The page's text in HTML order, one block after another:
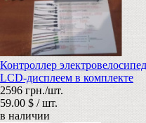
Контроллер
LCD-дисплеем в комплекте
2596 грн./шт.
59.00 $ / шт.
в наличии